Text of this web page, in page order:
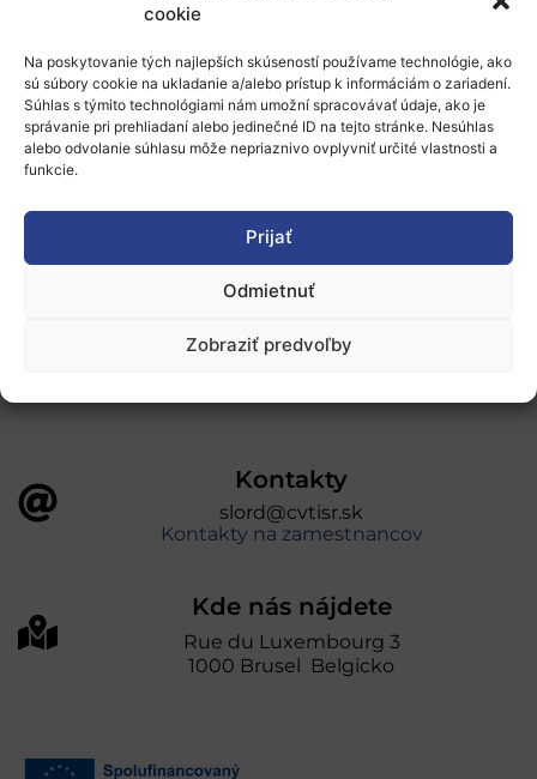
cookie
Na poskytovanie tých najlepších skúseností používame technológie, ako
sú súbory cookie na ukladanie a/alebo prístup k informáciám o zariadení.
Súhlas s týmito technológiami nám umožní spracovávať údaje, ako je
správanie pri prehliadaní alebo jedinečné ID na tejto stránke. Nesúhlas
alebo odvolanie súhlasu môže nepriaznivo ovplyvniť určité vlastnosti a
funkcie.
Prijať
Odmietnuť
Zobraziť predvoľby
Financovanie a podpora
Stáže a pobyty
Novinky
úniou v rámci Programu Slovensko. Portál
prevádzkuje Centrum vedecko-technických
Kontakty
slord@cvtisr.sk
Kontakty na zamestnancov
Kde nás nájdete
Rue du Luxembourg 3
1000 Brusel Belgicko